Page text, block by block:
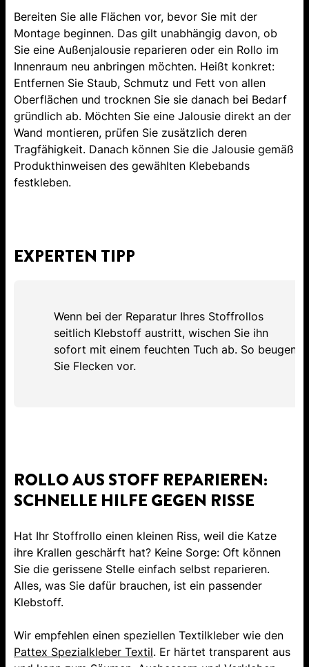
Bereiten Sie alle Flächen vor, bevor Sie mit der
Montage beginnen. Das gilt unabhängig davon, ob
Sie eine Außenjalousie reparieren oder ein Rollo im
Innenraum neu anbringen möchten. Heißt konkret:
Entfernen Sie Staub, Schmutz und Fett von allen
Oberflächen und trocknen Sie sie danach bei Bedarf
gründlich ab. Möchten Sie eine Jalousie direkt an der
Wand montieren, prüfen Sie zusätzlich deren
Tragfähigkeit. Danach können Sie die Jalousie gemäß
Produkthinweisen des gewählten Klebebands
festkleben.
EXPERTEN TIPP
Wenn bei der Reparatur Ihres Stoffrollos
seitlich Klebstoff austritt, wischen Sie ihn
sofort mit einem feuchten Tuch ab. So beugen
Sie Flecken vor.
ROLLO AUS STOFF REPARIEREN:
SCHNELLE HILFE GEGEN RISSE
Hat Ihr Stoffrollo einen kleinen Riss, weil die Katze
ihre Krallen geschärft hat? Keine Sorge: Oft können
Sie die gerissene Stelle einfach selbst reparieren.
Alles, was Sie dafür brauchen, ist ein passender
Klebstoff.
Wir empfehlen einen speziellen Textilkleber wie den
Pattex Spezialkleber Textil. Er härtet transparent aus